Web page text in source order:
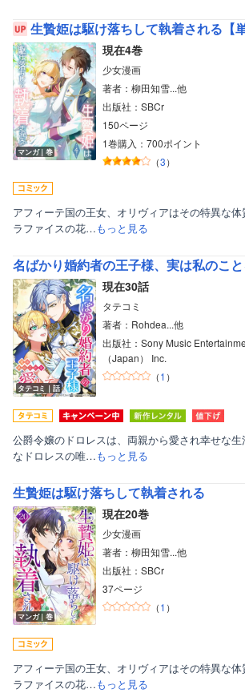
生贄姫は駆け落ちして執着される【
マンガ｜巻
現在4巻
少女漫画
著者：柳田知雪...他
出版社：SBCr
150ページ
1巻購入：700ポイント
（3）
アフィーテ国の王女、オリヴィアはその特異な
ラファイスの花…もっと見る
タテコミ｜話
現在30話
タテコミ
著者：Rohdea...他
出版社：Sony Music
（Japan） Inc.
（1 ）
公爵令嬢のドロレスは、両親から愛され幸せな
なドロレスの唯…もっと見る
生贄姫は駆け落ちして執着される
マンガ｜巻
現在20巻
少女漫画
著者：柳田知雪...他
出版社：SBCr
37ページ
（1 ）
アフィーテ国の王女、オリヴィアはその特異な
ラファイスの花…もっと見る